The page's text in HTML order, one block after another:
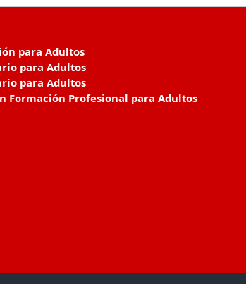
para Adultos
para Adultos
para Adultos
Formación Profesional para Adultos